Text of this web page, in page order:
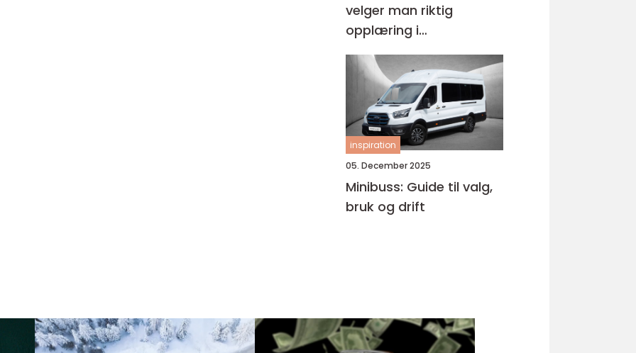
velger man riktig
opplæring i
Bjørnafjorden
inspiration
05. December 2025
Minibuss: Guide til valg,
bruk og drift